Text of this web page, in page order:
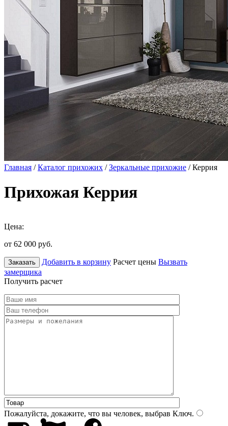
Главная /Каталог прихожих /Зеркальные прихожие / Керрия
Прихожая Керрия
Цена:
от 62 000 руб.
Заказать Добавить в корзину Расчет цены Вызвать
замерщика
Получить расчет
Пожалуйста, докажите, что вы человек, выбрав Ключ.